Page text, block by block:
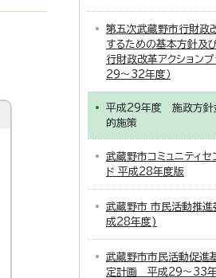
第五次武蔵野市行財政
するための基本方針及
行財政改革アクション
29～32年度）
平成29年度 施政方針
的施策
武蔵野市コミュニティセ
ド 平成28年度版
武蔵野市 市民活動推
成28年度)
武蔵野市市民活動促進
定計画 平成29～33